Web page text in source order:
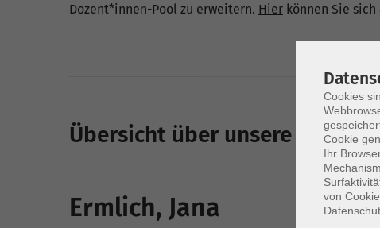
Dozent*innen-Pool zu erweitern. Hier können Sie
Übersicht über unsere
Ermlich, Jana
Cookies
Cookie
Ihr
von